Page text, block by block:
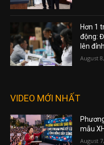
Hơn 1
động:
lên
August
VIDEO MỚI NHẤT
mẫu
August